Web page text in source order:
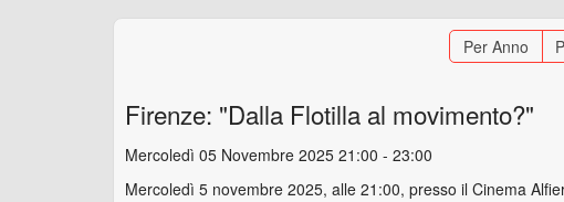
Per Anno
Firenze: "Dalla Flotilla al movimento?"
Mercoledì 05 Novembre 2025 21:00 - 23:00
Mercoledì 5 novembre 2025, alle 21:00, presso il Cinema